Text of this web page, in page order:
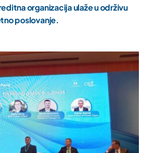
organizacija ulaže u održivu
poslovanje.